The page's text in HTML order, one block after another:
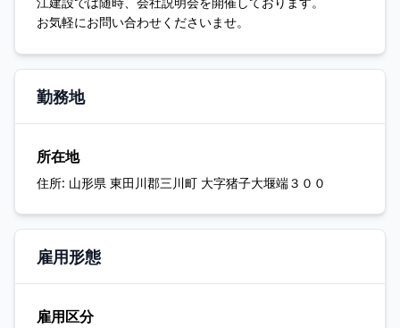
お気軽にお問い合わせくださいませ。
勤務地
所在地
住所: 山形県 東田川郡三川町 大字猪子大堰端３００
雇用形態
雇用区分